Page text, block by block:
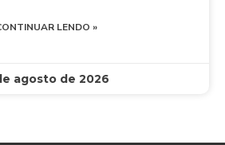
LENDO »
agosto de 2026